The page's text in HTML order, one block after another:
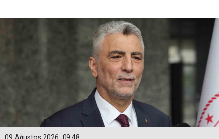
09:48
09 Ağustos 2026